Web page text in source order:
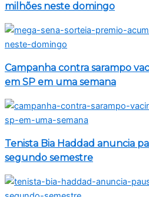
milhões neste domingo
Campanha contra sarampo
em SP em uma semana
Tenista Bia Haddad anuncia
segundo semestre